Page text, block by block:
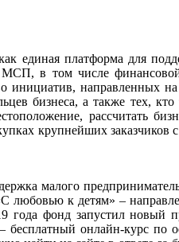
единая платформа для
МСП, в том числе
инициатив, направленных на
бизнеса, а также тех, кто
рассчитать
крупнейших заказчиков
малого
любовью к детям» –
года фонд запустил новый
онлайн-курс по